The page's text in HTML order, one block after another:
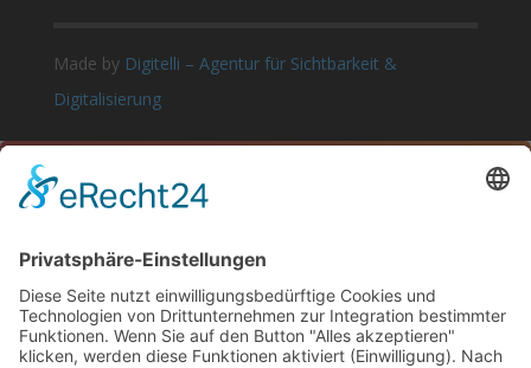
Made by Digitelli – Agentur für Sichtbarkeit &
Digitalisierung
LET’S TALK
815.555.5555